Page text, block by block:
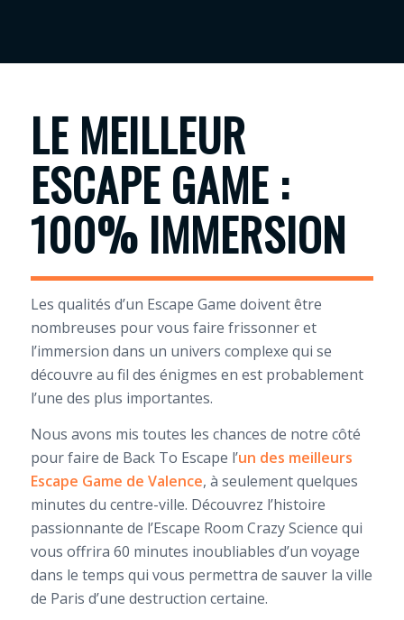
LE MEILLEUR
ESCAPE GAME :
100% IMMERSION
Les qualités d’un Escape Game doivent être
nombreuses pour vous faire frissonner et
l’immersion dans un univers complexe qui se
découvre au fil des énigmes en est probablement
l’une des plus importantes.
Nous avons mis toutes les chances de notre côté
pour faire de Back To Escape l’un des meilleurs
Escape Game de Valence, à seulement quelques
minutes du centre-ville. Découvrez l’histoire
passionnante de l’Escape Room Crazy Science qui
vous offrira 60 minutes inoubliables d’un voyage
dans le temps qui vous permettra de sauver la ville
de Paris d’une destruction certaine.